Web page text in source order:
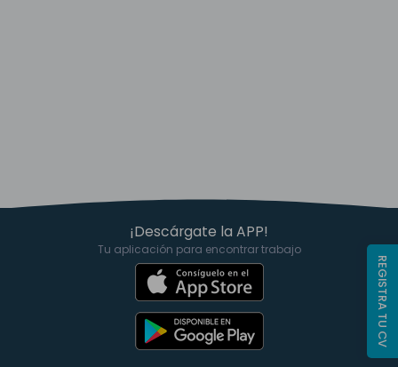
¡Descárgate la APP!
Tu aplicación para encontrar trabajo
REGISTRA TU CV